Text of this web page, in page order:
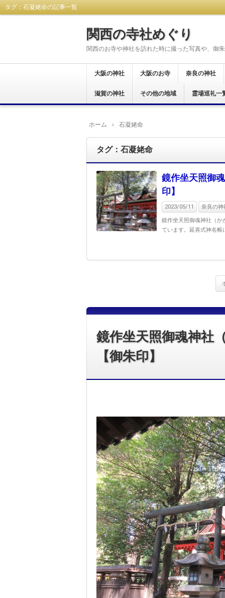
タグ：石凝姥命の記事一覧
関西の寺社めぐり
関西のお寺や神社を訪れた時に撮った写真や、御
大阪の神社
大阪市
東大阪市
八尾市
藤井寺市
富田林市
羽曳野市
柏原市
河内長野市
堺市
大阪狭山市
交野市
松原市
茨木市
岸和田市
和泉市
貝塚市
阪南市
高石市
豊中市
泉佐野市
泉南市
南河内郡
大阪のお寺
大阪市
東大阪市
八尾市
富田林市
河内長野市
羽曳野市
藤井寺市
柏原市
堺市
泉南市
箕面市
和泉市
岸和田市
貝塚市
南河内郡
泉佐野市
豊中市
奈良の神社
奈良市
生駒市
桜井市
橿原市
天理市
御所市
葛城市
大和郡山市
宇陀市
生駒郡
磯城郡
吉野郡
北葛城郡
高市郡
滋賀の神社 その他の地域 霊場巡礼一
ホーム › 石凝姥命
タグ：石凝姥命
鏡作坐天照御
印】
2023/05/11 奈良の神
鏡作坐天照御魂神社（か
ています。延喜式神名帳
鏡作坐天照御魂神社
【御朱印】